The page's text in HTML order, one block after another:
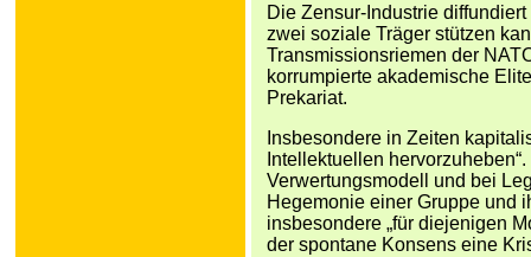
Die Zensur-Industrie
zwei soziale Träger stützen
Transmissionsriemen der
korrumpierte akademische
Prekariat.
Insbesondere in Zeiten
Intellektuellen
Verwertungsmodell und bei
Hegemonie einer Gruppe und
insbesondere „für diejenigen
der spontane Konsens eine